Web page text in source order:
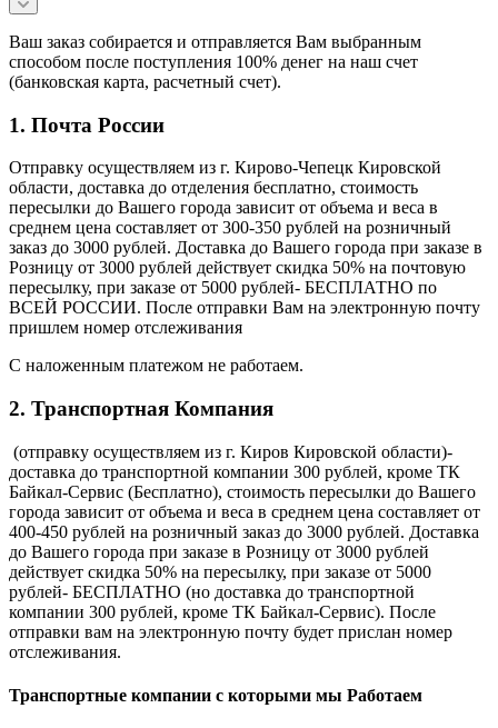
Ваш заказ собирается и отправляется Вам выбранным
способом после поступления 100% денег на наш счет
(банковская карта, расчетный счет).
1. Почта России
Отправку осуществляем из г. Кирово-Чепецк Кировской
области, доставка до отделения бесплатно, стоимость
пересылки до Вашего города зависит от объема и веса в
среднем цена составляет от 300-350 рублей на розничный
заказ до 3000 рублей. Доставка до Вашего города при заказе в
Розницу от 3000 рублей действует скидка 50% на почтовую
пересылку, при заказе от 5000 рублей- БЕСПЛАТНО по
ВСЕЙ РОССИИ. После отправки Вам на электронную почту
пришлем номер отслеживания
С наложенным платежом не работаем.
2. Транспортная Компания
(отправку осуществляем из г. Киров Кировской области)-
доставка до транспортной компании 300 рублей, кроме ТК
Байкал-Сервис (Бесплатно), стоимость пересылки до Вашего
города зависит от объема и веса в среднем цена составляет от
400-450 рублей на розничный заказ до 3000 рублей. Доставка
до Вашего города при заказе в Розницу от 3000 рублей
действует скидка 50% на пересылку, при заказе от 5000
рублей- БЕСПЛАТНО (но доставка до транспортной
компании 300 рублей, кроме ТК Байкал-Сервис). После
отправки вам на электронную почту будет прислан номер
отслеживания.
Транспортные компании с которыми мы Работаем